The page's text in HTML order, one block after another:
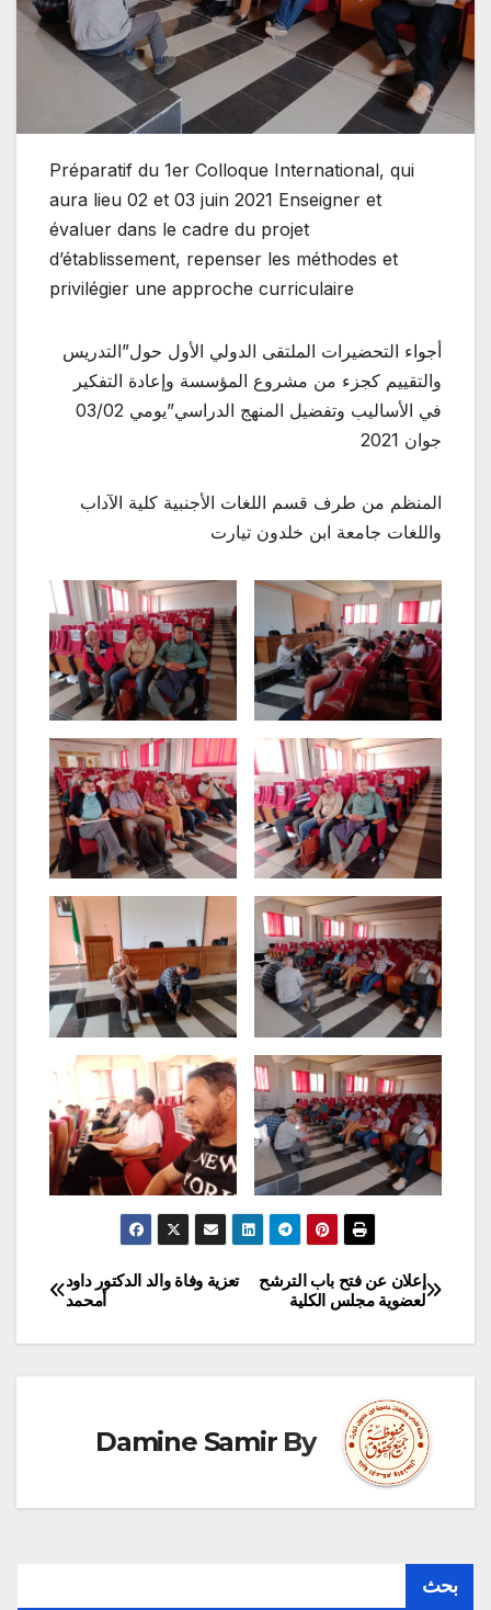
Préparatif du 1er Colloque International, qui
aura lieu 02 et 03 juin 2021 Enseigner et
évaluer dans le cadre du projet
d’établissement, repenser les méthodes et
privilégier une approche curriculaire
أجواء التحضيرات الملتقى الدولي الأول حول”التدريس
والتقييم كجزء من مشروع المؤسسة وإعادة التفكير
في الأساليب وتفضيل المنهج الدراسي”يومي 03/02
جوان 2021
المنظم من طرف قسم اللغات الأجنبية كلية الآداب
واللغات جامعة ابن خلدون تيارت
تصفّح
المقالات
تعزية وفاة والد الدكتور داود
أمحمد
إعلان عن فتح باب الترشح
لعضوية مجلس الكلية
By
Damine Samir
بحث